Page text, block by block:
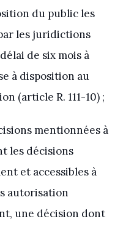
du public les
les juridictions
de six mois à
à disposition au
(article R. 111-10) ;
mentionnées à
les décisions
et accessibles à
autorisation
une décision dont